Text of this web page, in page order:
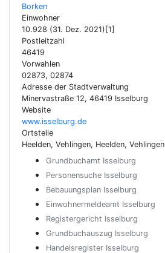
Borken
Einwohner
10.928 (31. Dez. 2021)[1]
Postleitzahl
46419
Vorwahlen
02873, 02874
Adresse der Stadtverwaltung
Minervastraße 12, 46419 Isselburg
Website
www.isselburg.de
Ortsteile
Heelden, Vehlingen, Heelden, Vehlingen
Grundbuchamt Isselburg
Personensuche Isselburg
Bebauungsplan Isselburg
Einwohnermeldeamt Isselburg
Registergericht Isselburg
Grundbuchauszug Isselburg
Handelsregister Isselburg